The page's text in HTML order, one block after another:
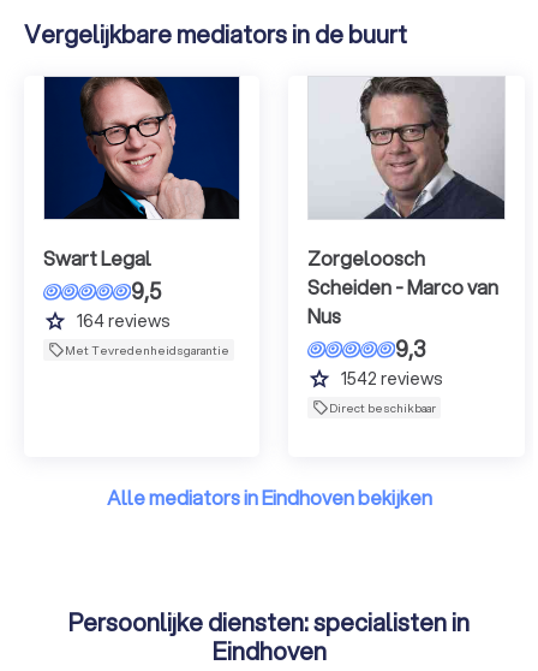
Vergelijkbare mediators in de buurt
Swart Legal
9,5
grade 164reviews
Met Tevredenheidsgarantie
Zorgeloosch
Scheiden - Marco van
Nus
9,3
grade 1542 reviews
Direct beschikbaar
Alle mediators in Eindhoven bekijken
Persoonlijke diensten: specialisten in
Eindhoven